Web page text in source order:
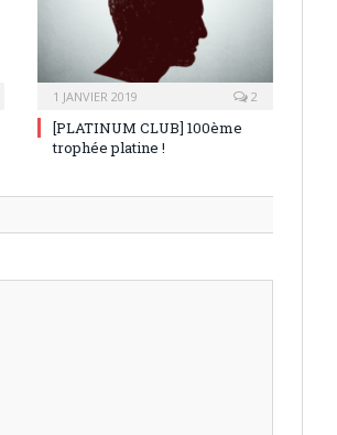
1 JANVIER 2019 2
[PLATINUM CLUB] 100ème
trophée platine !